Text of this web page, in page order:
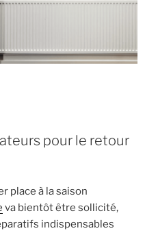
pour le retour
place à la saison
va bientôt être sollicité,
indispensables